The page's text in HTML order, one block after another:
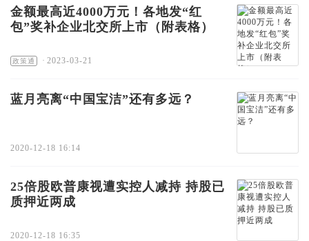
金额最高近4000万元！各地发“红
包”奖补企业北交所上市（附表格）
政策通 · 2023-03-21
蓝月亮离“中国宝洁”还有多远？
2020-12-18 16:14
25倍股欧普康视遭实控人减持 持股已
质押近两成
2020-12-18 16:35